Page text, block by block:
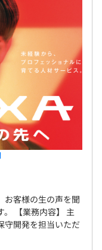
します。
たはテレワーク）な
とができます。
、比較的上下の垣根
環境です。
お客様の生の声を聞
。 【業務内容】 主
守開発を担当いただ